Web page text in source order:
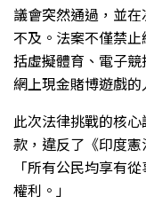
議會突然通過，並
不及。法案不僅禁
括虛擬體育、電子
網上現金賭博遊戲
此次法律挑戰的核
款，違反了《印度
「所有公民均享有
權利。」